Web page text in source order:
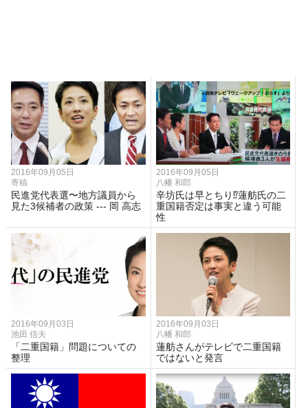
2016年09月05日
寄稿
民進党代表選〜地方議員から
見た3候補者の政策 --- 岡 高志
2016年09月05日
八幡 和郎
辛坊氏は早とちり⁉︎蓮舫氏の二
重国籍否定は事実と違う可能
性
2016年09月03日
池田 信夫
「二重国籍」問題についての
整理
2016年09月03日
八幡 和郎
蓮舫さんがテレビで二重国籍
ではないと発言